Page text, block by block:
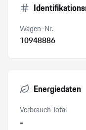
Wagen-Nr.
10948886
Energiedaten
Verbrauch Total
-